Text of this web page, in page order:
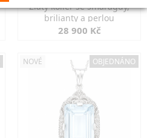
Zlatý kolier se smaragdy,
brilianty a perlou
28 900 Kč
NOVÉ OBJEDNÁNO